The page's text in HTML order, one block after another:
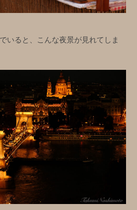
いると、こんな夜景が見れてしま